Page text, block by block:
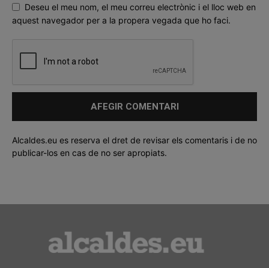
Deseu el meu nom, el meu correu electrònic i el lloc web en
aquest navegador per a la propera vegada que ho faci.
Alcaldes.eu es reserva el dret de revisar els comentaris i de no
publicar-los en cas de no ser apropiats.